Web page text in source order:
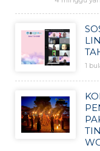
1